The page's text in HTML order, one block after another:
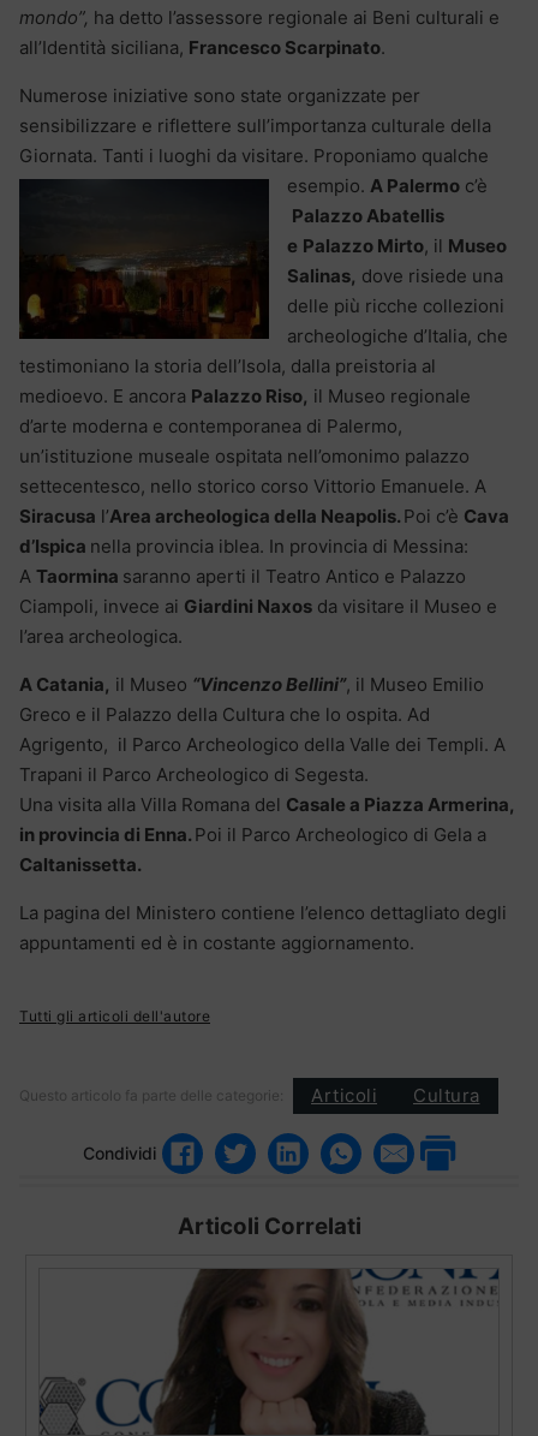
mondo”, ha detto l’assessore regionale ai Beni culturali e
all’Identità siciliana, Francesco Scarpinato.
Numerose iniziative sono state organizzate per
sensibilizzare e riflettere sull’importanza culturale della
Giornata. Tanti i luoghi da visitare. Proponiamo qualche
esempio. A Palermo c’è
Palazzo Abatellis
e Palazzo Mirto, il Museo
Salinas, dove risiede una
delle più ricche collezioni
archeologiche d’Italia, che
testimoniano la storia dell’Isola, dalla preistoria al
medioevo. E ancora Palazzo Riso, il Museo regionale
d’arte moderna e contemporanea di Palermo,
un’istituzione museale ospitata nell’omonimo palazzo
settecentesco, nello storico corso Vittorio Emanuele. A
Siracusa l’Area archeologica della Neapolis. Poi c’è Cava
d’Ispica nella provincia iblea. In provincia di Messina:
A Taormina saranno aperti il Teatro Antico e Palazzo
Ciampoli, invece ai Giardini Naxos da visitare il Museo e
l’area archeologica.
A Catania, il Museo “Vincenzo Bellini”, il Museo Emilio
Greco e il Palazzo della Cultura che lo ospita. Ad
Agrigento, il Parco Archeologico della Valle dei Templi. A
Trapani il Parco Archeologico di Segesta.
Una visita alla Villa Romana del Casale a Piazza Armerina,
in provincia di Enna. Poi il Parco Archeologico di Gela a
Caltanissetta.
La pagina del Ministero contiene l’elenco dettagliato degli
appuntamenti ed è in costante aggiornamento.
Tutti gli articoli dell'autore
Questo articolo fa parte delle categorie: Articoli Cultura
Condividi
Articoli Correlati